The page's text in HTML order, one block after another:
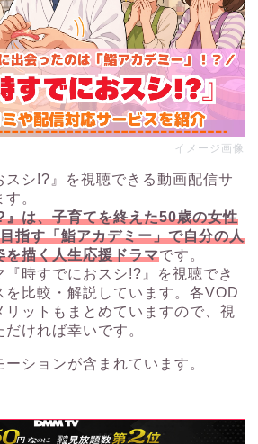
イメージ画像
スシ!?』を視聴できる動画配信サ
。
は、子育てを終えた50歳の女性
指す「鮨アカデミー」で自分の人
を描く人生応援ドラマです。
時すでにおスシ!?』を視聴でき
を比較・解説しています。各VOD
ットもまとめていますので、視
ければ幸いです。
ションが含まれています。